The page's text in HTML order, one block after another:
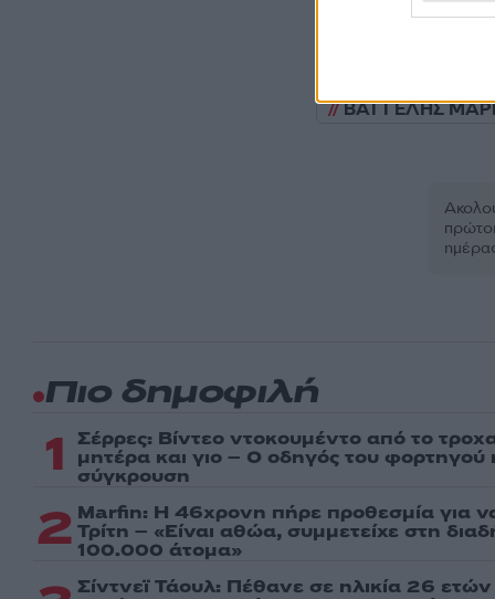
ΒΑΓΓΕΛΗΣ
Πιο δημοφιλή
1 Σέρρες: Βίντεο ντοκουμέντο από το
μητέρα και γιο – Ο οδηγός του φορτηγού
σύγκρουση
2 Marfin: Η 46χρονη πήρε προθεσμία για
Τρίτη – «Είναι αθώα, συμμετείχε στη
100.000 άτομα»
Σίντνεϊ Τάουλ: Πέθανε σε ηλικία 26